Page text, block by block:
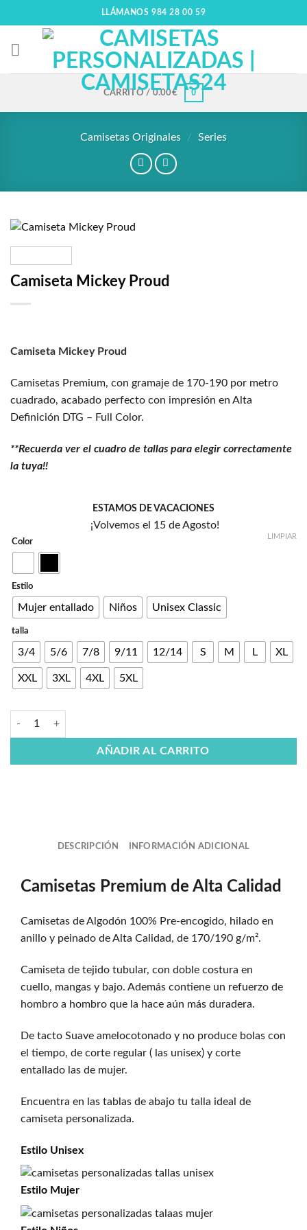
LLÁMANOS 984 28 00 59
CARRITO /0.00€ 0
Camisetas Originales / Series
Camiseta Mickey Proud
Camiseta Mickey Proud
Camisetas Premium, con gramaje de 170-190 por metro
cuadrado, acabado perfecto con impresión en Alta
Definición DTG – Full Color.
**Recuerda ver el cuadro de tallas para elegir correctamente
la tuya!!
ESTAMOS DE VACACIONES
¡Volvemos el 15 de Agosto!
Color
Estilo
Mujer entallado Niños Unisex Classic
talla
3/4 5/6 7/8 9/11 12/14 S M L XL
XXL 3XL 4XL 5XL
LIMPIAR
AÑADIR AL CARRITO
DESCRIPCIÓN INFORMACIÓN ADICIONAL
Camisetas Premium de Alta Calidad
Camisetas de Algodón 100% Pre-encogido, hilado en
anillo y peinado de Alta Calidad, de 170/190 g/m².
Camiseta de tejido tubular, con doble costura en
cuello, mangas y bajo. Además contiene un refuerzo de
hombro a hombro que la hace aún más duradera.
De tacto Suave amelocotonado y no produce bolas con
el tiempo, de corte regular ( las unisex) y corte
entallado las de mujer.
Encuentra en las tablas de abajo tu talla ideal de
camiseta personalizada.
Estilo Unisex
Estilo Mujer